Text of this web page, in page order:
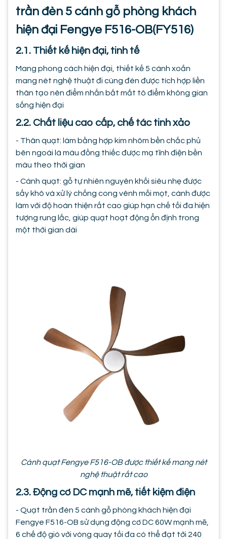
trần đèn 5 cánh gỗ phòng khách
hiện đại Fengye F516-OB(FY516)
2.1. Thiết kế hiện đại, tinh tế
Mang phong cách hiện đại, thiết kế 5 cánh xoắn
mang nét nghệ thuật đi cùng đèn được tích hợp liền
thân tạo nên điểm nhấn bắt mắt tô điểm không gian
sống hiện đại
2.2. Chất liệu cao cấp, chế tác tinh xảo
- Thân quạt: làm bằng hợp kim nhôm bền chắc phủ
bên ngoài là màu đồng thiếc được mạ tĩnh điện bền
màu theo thời gian
- Cánh quạt: gỗ tự nhiên nguyên khối siêu nhẹ được
sấy khô và xử lý chống cong vênh mối mọt, cánh được
làm với độ hoàn thiện rất cao giúp hạn chế tối đa hiện
tượng rung lắc, giúp quạt hoạt động ổn định trong
một thời gian dài
Cánh quạt Fengye F516-OB được thiết kế mang nét
nghệ thuật rất cao
2.3. Động cơ DC mạnh mẽ, tiết kiệm điện
- Quạt trần đèn 5 cánh gỗ phòng khách hiện đại
Fengye F516-OB sử dụng động cơ DC 60W mạnh mẽ,
6 chế độ gió với vòng quay tối đa có thể đạt tới 240